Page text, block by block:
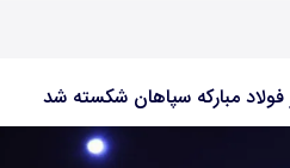
مبارکه سپاهان شکسته شد